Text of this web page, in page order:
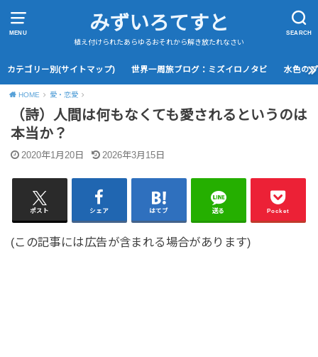
MENU SEARCH
みずいろてすと
植え付けられたあらゆるおそれから解き放たれなさい
カテゴリー別(サイトマップ) 世界一周旅ブログ：ミズイロノタビ 水色の
HOME 愛・恋愛
（詩）人間は何もなくても愛されるというのは
本当か？
2020年1月20日 2026年3月15日
ポスト シェア はてブ 送る Pocket
(この記事には広告が含まれる場合があります)